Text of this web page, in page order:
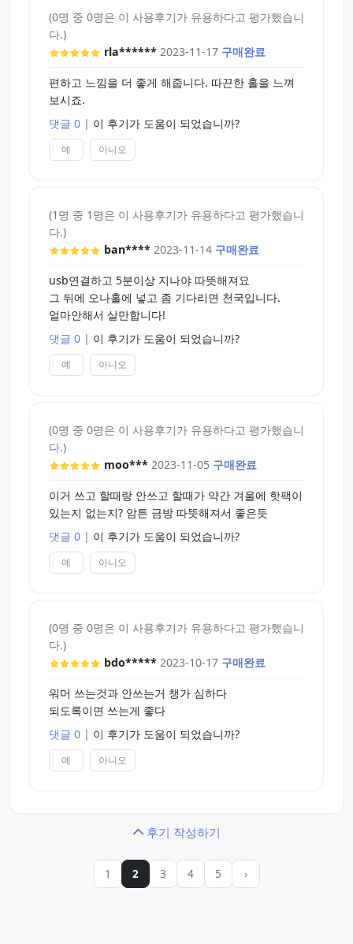
(0명 중 0명은 이 사용후기가 유용하다고 평가했습니
다.)
rla****** 2023-11-17 구매완료
편하고 느낌을 더 좋게 해줍니다. 따끈한 홀을 느껴
보시죠.
댓글 0 | 이 후기가 도움이 되었습니까?
예 아니오
(1명 중 1명은 이 사용후기가 유용하다고 평가했습니
다.)
ban**** 2023-11-14 구매완료
usb연결하고 5분이상 지나야 따뜻해져요
그 뒤에 오나홀에 넣고 좀 기다리면 천국입니다.
얼마안해서 살만합니다!
댓글 0 | 이 후기가 도움이 되었습니까?
예 아니오
(0명 중 0명은 이 사용후기가 유용하다고 평가했습니
다.)
moo*** 2023-11-05 구매완료
이거 쓰고 할때랑 안쓰고 할때가 약간 겨울에 핫팩이
있는지 없는지? 암튼 금방 따뜻해져서 좋은듯
댓글 0 | 이 후기가 도움이 되었습니까?
예 아니오
(0명 중 0명은 이 사용후기가 유용하다고 평가했습니
다.)
bdo***** 2023-10-17 구매완료
워머 쓰는것과 안쓰는거 챙가 심하다
되도록이면 쓰는게 좋다
댓글 0 | 이 후기가 도움이 되었습니까?
예 아니오
후기 작성하기
1 2 3 4 5 ›